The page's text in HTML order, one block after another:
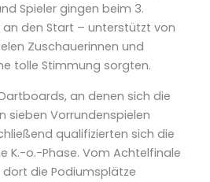
Spieler gingen beim 3.
den Start – unterstützt von
Zuschauerinnen und
tolle Stimmung sorgten.
an denen sich die
sieben Vorrundenspielen
qualifizierten sich die
K.-o.-Phase. Vom Achtelfinale
dort die Podiumsplätze